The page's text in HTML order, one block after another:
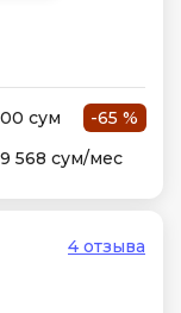
сум
-65 %
568 сум/мес
4 отзыва